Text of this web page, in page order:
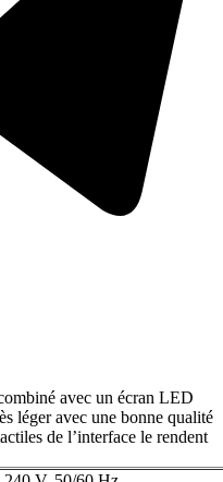
avec un écran LED
léger avec une bonne qualité
de l’interface le rendent